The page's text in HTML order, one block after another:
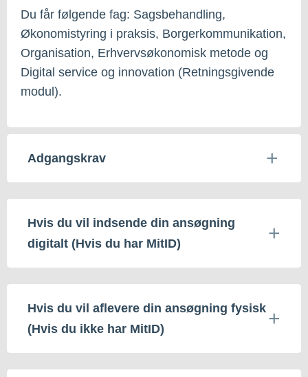
Du får følgende fag: Sagsbehandling,
Økonomistyring i praksis, Borgerkommunikation,
Organisation, Erhvervsøkonomisk metode og
Digital service og innovation (Retningsgivende
modul).
Adgangskrav
Hvis du vil indsende din ansøgning
digitalt (Hvis du har MitID)
Hvis du vil aflevere din ansøgning fysisk
(Hvis du ikke har MitID)